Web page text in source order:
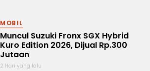
MOBIL
Muncul Suzuki Fronx SGX Hybrid
Kuro Edition 2026, Dijual Rp.300
Jutaan
2 Hari yang lalu